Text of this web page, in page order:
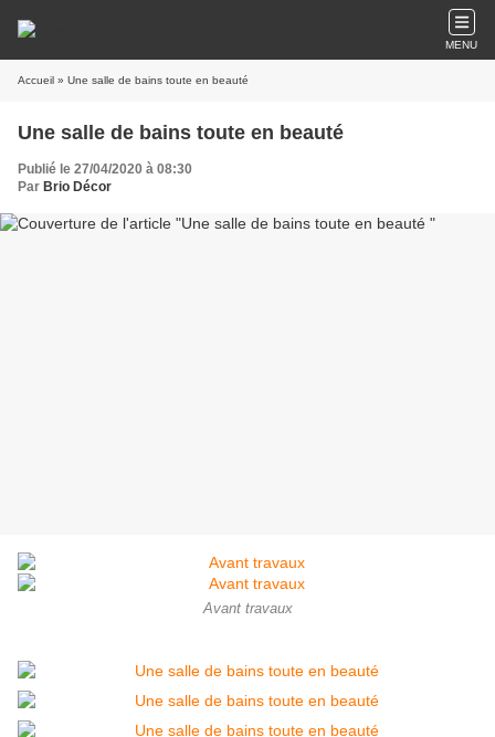
MENU
Accueil » Une salle de bains toute en beauté
Une salle de bains toute en beauté
Publié le 27/04/2020 à 08:30
Par Brio Décor
Avant travaux